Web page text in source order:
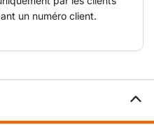
retient.
un numéro client.